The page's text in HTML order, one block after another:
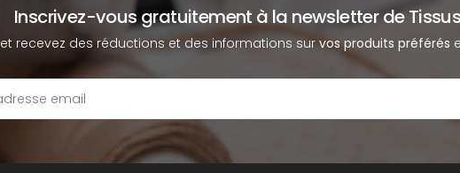
Inscrivez-vous gratuitement à la newsletter de
et recevez des réductions et des informations survos produits préférés